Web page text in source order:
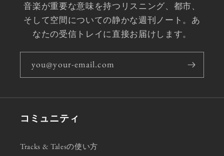
音楽が重要な意味を持つリスニング、都市、
そして空間についての静かな週刊ノート。あ
なたの受信トレイに直接お届けします。
you@your-email.com
コミュニティ
Tracks & Talesの使い方